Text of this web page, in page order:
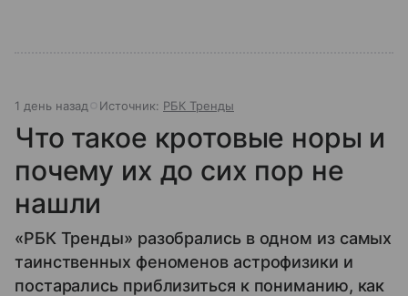
1 день назад Источник: РБК Тренды
Что такое кротовые норы и
почему их до сих пор не
нашли
«РБК Тренды» разобрались в одном из самых
таинственных феноменов астрофизики и
постарались приблизиться к пониманию, как